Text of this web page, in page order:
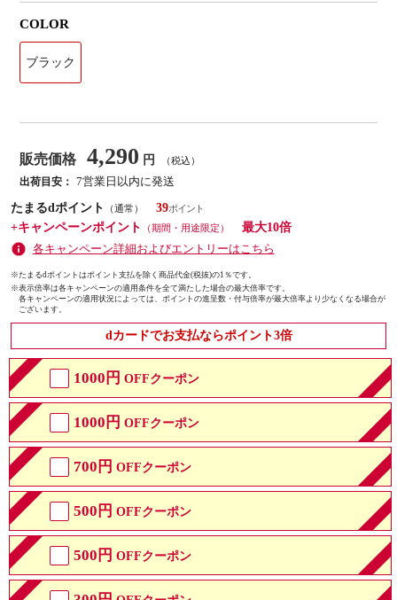
COLOR
ブラック
販売価格 4,290 円 （税込）
出荷目安： 7営業日以内に発送
たまるdポイント
（通常）
39
+キャンペーンポイント
（期間・用途限定）
最大10倍
各キャンペーン詳細およびエントリーはこちら
※たまるdポイントはポイント支払を除く商品代金(税抜)の1％です。
※表示倍率は各キャンペーンの適用条件を全て満たした場合の最大倍率です。
各キャンペーンの適用状況によっては、ポイントの進呈数・付与倍率が最大倍率より少なくなる場合が
ございます。
dカードでお支払ならポイント3倍
1000円 OFFクーポン
1000円 OFFクーポン
700円 OFFクーポン
500円 OFFクーポン
500円 OFFクーポン